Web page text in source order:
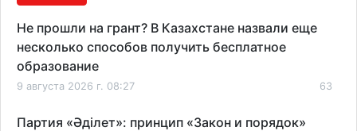
Не прошли на грант? В Казахстане назвали еще
несколько способов получить бесплатное
образование
9 августа 2026 г. 08:27 63
Партия «Әділет»: принцип «Закон и порядок»